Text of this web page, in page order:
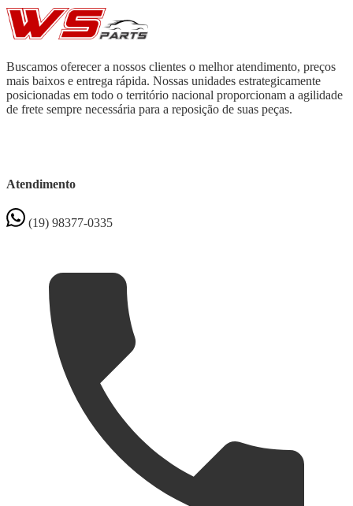
Buscamos oferecer a nossos clientes o melhor atendimento, preços
mais baixos e entrega rápida. Nossas unidades estrategicamente
posicionadas em todo o território nacional proporcionam a agilidade
de frete sempre necessária para a reposição de suas peças.
Atendimento
(19) 98377-0335